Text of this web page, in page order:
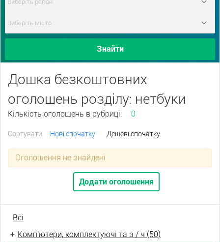
Знайти
Дошка безкоштовних
оголошень розділу: нетбуки
Кількість оголошень в рубриці: 0
Сортувати: Нові спочатку Дешеві спочатку
Оголошення не знайдені
Додати оголошення
Всі
+ Комп'ютери, комплектуючі та з / ч (50)